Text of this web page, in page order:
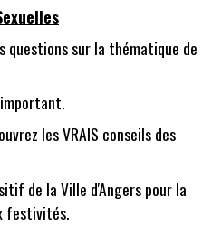
questions sur la thématique de
les VRAIS conseils des
de la Ville d'Angers pour la
festivités.